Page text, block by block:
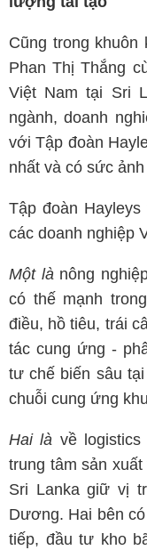
Cũng trong
Phan Thị Thắng
Việt Nam tại Sri
ngành, doanh
với Tập đoàn
nhất và có sức
Tập đoàn
các doanh nghiệp
Một lànông
có thế mạnh
điều, hồ tiêu, trái
tác cung ứng -
tư chế biến sâu
chuỗi cung ứng
Hai là về
trung tâm sản
Sri Lanka giữ vị
Dương. Hai bên
tiếp, đầu tư kho